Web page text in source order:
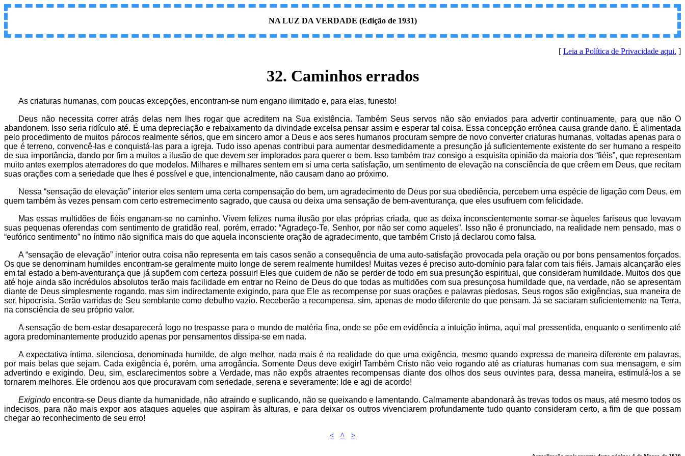
NA LUZ DA VERDADE (Edição de 1931)
[ Leia a Política de Privacidade aqui. ]
32. Caminhos errados
As criaturas humanas, com poucas excepções, encontram-se num engano ilimitado e, para elas, funesto!
Deus não necessita correr atrás delas nem lhes rogar que acreditem na Sua existência. Também Seus servos não são enviados para advertir continuamente, para que não O
abandonem. Isso seria ridículo até. É uma depreciação e rebaixamento da divindade excelsa pensar assim e esperar tal coisa. Essa concepção errónea causa grande dano. É alimentada
pelo procedimento de muitos párocos realmente sérios, que em sincero amor a Deus e aos seres humanos procuram sempre de novo converter criaturas humanas, voltadas apenas para o
que é terreno, convencê-las e conquistá-las para a igreja. Tudo isso apenas contribui para aumentar desmedidamente a presunção já suficientemente existente do ser humano a respeito
de sua importância, dando por fim a muitos a ilusão de que devem ser implorados para querer o bem. Isso também traz consigo a esquisita opinião da maioria dos “fiéis”, que representam
muito antes exemplos aterradores do que modelos. Milhares e milhares sentem em si uma certa satisfação, um sentimento de elevação na consciência de que crêem em Deus, que recitam
suas orações com a seriedade que lhes é possível e que, intencionalmente, não causam dano ao próximo.
Nessa “sensação de elevação” interior eles sentem uma certa compensação do bem, um agradecimento de Deus por sua obediência, percebem uma espécie de ligação com Deus, em
quem também às vezes pensam com certo estremecimento sagrado, que causa ou deixa uma sensação de bem-aventurança, que eles usufruem com felicidade.
Mas essas multidões de fiéis enganam-se no caminho. Vivem felizes numa ilusão por elas próprias criada, que as deixa inconscientemente somar-se àqueles fariseus que levavam
suas pequenas oferendas com sentimento de gratidão real, porém, errado: “Agradeço-Te, Senhor, por não ser como aqueles”. Isso não é pronunciado, na realidade nem pensado, mas o
“eufórico sentimento” no íntimo não significa mais do que aquela inconsciente oração de agradecimento, que também Cristo já declarou como falsa.
A “sensação de elevação” interior outra coisa não representa em tais casos senão a consequência de uma auto-satisfação provocada pela oração ou por bons pensamentos forçados.
Os que se denominam humildes encontram-se geralmente muito longe de serem realmente humildes! Muitas vezes é preciso auto-domínio para falar com tais fiéis. Jamais alcançarão eles
em tal estado a bem-aventurança que já supõem com certeza possuir! Eles que cuidem de não se perder de todo em sua presunção espiritual, que consideram humildade. Muitos dos que
até hoje ainda são incrédulos absolutos terão mais facilidade em entrar no Reino de Deus do que todas as multidões com sua presunçosa humildade que, na verdade, não se apresentam
diante de Deus simplesmente rogando, mas sim indirectamente exigindo, para que Ele as recompense por suas orações e palavras piedosas. Seus rogos são exigências, sua maneira de
ser, hipocrisia. Serão varridas de Seu semblante como debulho vazio. Receberão a recompensa, sim, apenas de modo diferente do que pensam. Já se saciaram suficientemente na Terra,
na consciência de seu próprio valor.
A sensação de bem-estar desaparecerá logo no trespasse para o mundo de matéria fina, onde se põe em evidência a intuição íntima, aqui mal pressentida, enquanto o sentimento até
agora predominantemente produzido apenas por pensamentos dissipa-se em nada.
A expectativa íntima, silenciosa, denominada humilde, de algo melhor, nada mais é na realidade do que uma exigência, mesmo quando expressa de maneira diferente em palavras,
por mais belas que sejam. Cada exigência é, porém, uma arrogância. Somente Deus deve exigir! Também Cristo não veio rogando até as criaturas humanas com sua mensagem, e sim
advertindo e exigindo. Deu, sim, esclarecimentos sobre a Verdade, mas não expôs atraentes recompensas diante dos olhos dos seus ouvintes para, dessa maneira, estimulá-los a se
tornarem melhores. Ele ordenou aos que procuravam com seriedade, serena e severamente: Ide e agi de acordo!
Exigindoencontra-se Deus diante da humanidade, não atraindo e suplicando, não se queixando e lamentando. Calmamente abandonará às trevas todos os maus, até mesmo todos os
indecisos, para não mais expor aos ataques aqueles que aspiram às alturas, e para deixar os outros vivenciarem profundamente tudo quanto consideram certo, a fim de que possam
chegar ao reconhecimento de seu erro!
<
^ >